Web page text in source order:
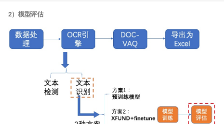
2）模型评估